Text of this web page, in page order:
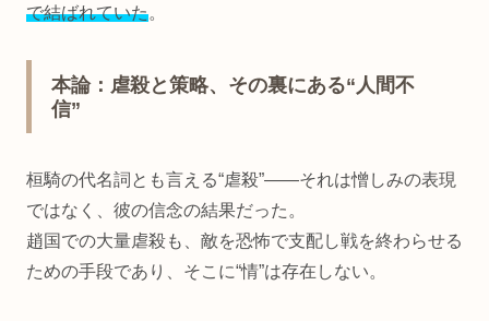
で結ばれていた。
本論：虐殺と策略、その裏にある“人間不
信”
桓騎の代名詞とも言える“虐殺”――それは憎しみの表現
ではなく、彼の信念の結果だった。
趙国での大量虐殺も、敵を恐怖で支配し戦を終わらせる
ための手段であり、そこに“情”は存在しない。